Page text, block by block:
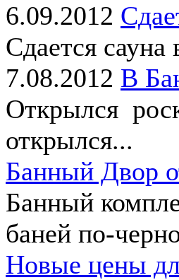
6.09.2012
Сдается
7.08.2012 В
Открылся
открылся...
Банный Двор
Банный
баней по-
Новые цены